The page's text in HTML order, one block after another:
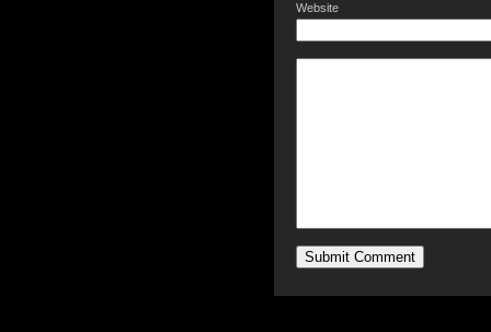
Website